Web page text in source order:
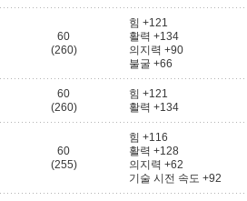
60
(260)
힘 +121
활력 +134
의지력 +90
불굴 +66
60
(260)
힘 +121
활력 +134
60
(255)
힘 +116
활력 +128
의지력 +62
기술 시전 속도 +92